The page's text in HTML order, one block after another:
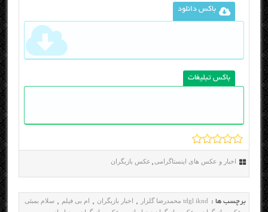
باکس دانلود
باکس تبلیغات
اخبار و عکس های اینستاگرامی, عکس بازیگران
برچسب ها : tdgl iknd محمدرضا گلزار , اخبار بازیگران , ام بی فیلم , سلام بمبئی